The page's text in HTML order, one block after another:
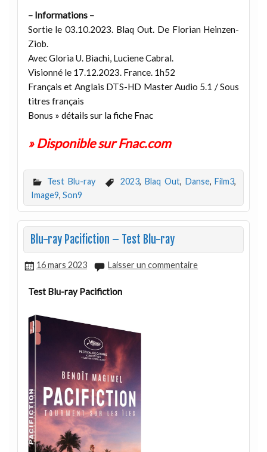
– Informations –
Sortie le 03.10.2023. Blaq Out. De Florian Heinzen-
Ziob.
Avec Gloria U. Biachi, Luciene Cabral.
Visionné le 17.12.2023. France. 1h52
Français et Anglais DTS-HD Master Audio 5.1 / Sous
titres français
Bonus » détails sur la fiche Fnac
» Disponible sur Fnac.com
Test Blu-ray 2023, Blaq Out, Danse,Film3,
Image9, Son9
Blu-ray Pacifiction – Test Blu-ray
16 mars 2023 Laisser un commentaire
Test Blu-ray Pacifiction